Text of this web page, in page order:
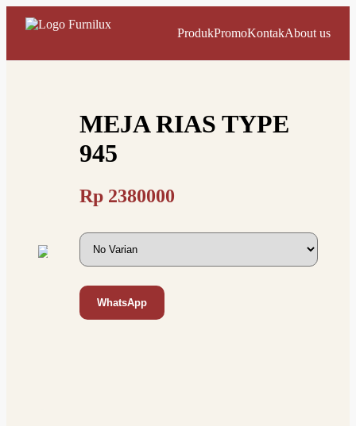
ProdukPromoKontakAbout us
MEJA RIAS TYPE
945
Rp 2380000
WhatsApp